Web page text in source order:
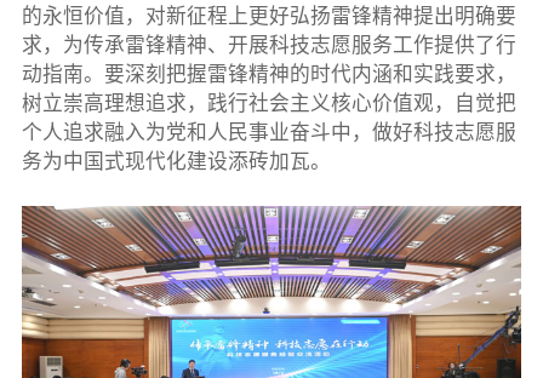
的永恒价值，对新征程上更好弘扬雷锋精神提出明确要
求，为传承雷锋精神、开展科技志愿服务工作提供了行
动指南。要深刻把握雷锋精神的时代内涵和实践要求，
树立崇高理想追求，践行社会主义核心价值观，自觉把
个人追求融入为党和人民事业奋斗中，做好科技志愿服
务为中国式现代化建设添砖加瓦。